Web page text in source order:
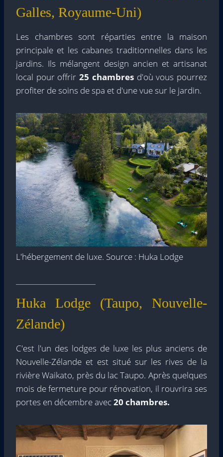
Galles, Royaume-Uni)
Les chambres sont réparties entre la maison
principale et les cabanes traditionnelles dans les
jardins. Ils mélangent design ancien et artisanat
local pour offrir 25 chambresd'où vous pourrez
profiter de soins de spa et d'une vue sur le jardin.
L'hébergement de luxe. Source : Huka Lodge
Huka Lodge (Taupo, Nouvelle-
Zélande)
C'est l'un des lodges de luxe les plus anciens de
Nouvelle-Zélande et est situé sur les rives de la
rivière Waikato, près du lac Taupo. Après quelques
mois de fermeture pour rénovation, il rouvrira ses
portes en décembre avec20 chambres.